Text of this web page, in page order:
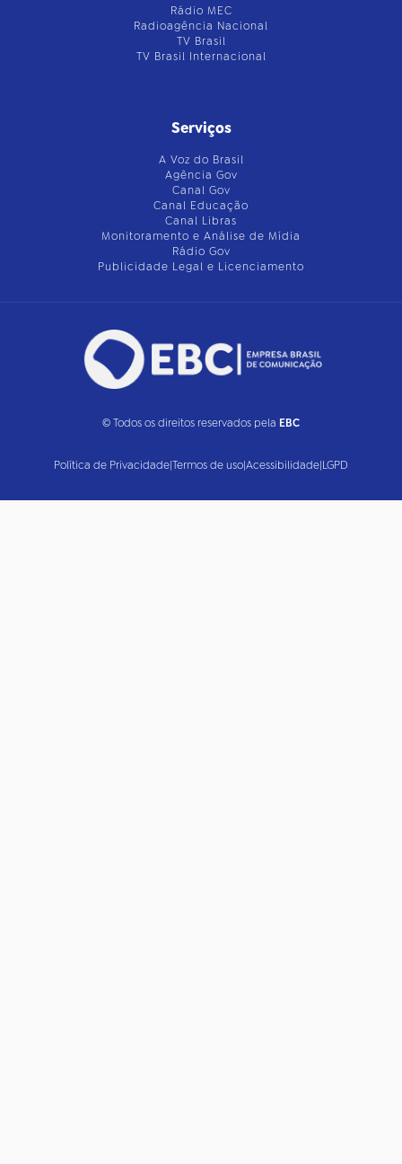
Rádio MEC
Radioagência Nacional
TV Brasil
TV Brasil Internacional
Serviços
A Voz do Brasil
Agência Gov
Canal Gov
Canal Educação
Canal Libras
Monitoramento e Análise de Mídia
Rádio Gov
Publicidade Legal e Licenciamento
© Todos os direitos reservados pela EBC
Política de Privacidade|Termos de uso|Acessibilidade|LGPD